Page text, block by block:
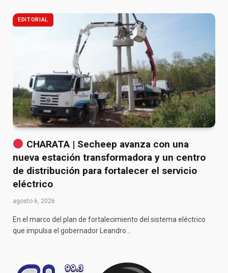
EDITORIAL
CHARATA | Secheep avanza con una
nueva estación transformadora y un centro
de distribución para fortalecer el servicio
eléctrico
agosto 6, 2026
En el marco del plan de fortalecimiento del sistema eléctrico
que impulsa el gobernador Leandro…